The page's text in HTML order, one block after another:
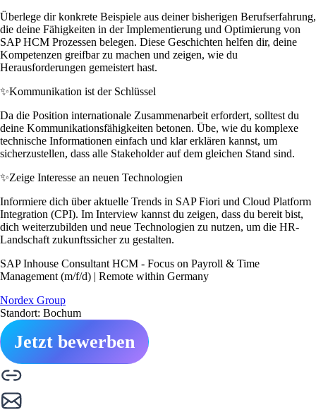
Überlege dir konkrete Beispiele aus deiner bisherigen Berufserfahrung,
die deine Fähigkeiten in der Implementierung und Optimierung von
SAP HCM Prozessen belegen. Diese Geschichten helfen dir, deine
Kompetenzen greifbar zu machen und zeigen, wie du
Herausforderungen gemeistert hast.
✨Kommunikation ist der Schlüssel
Da die Position internationale Zusammenarbeit erfordert, solltest du
deine Kommunikationsfähigkeiten betonen. Übe, wie du komplexe
technische Informationen einfach und klar erklären kannst, um
sicherzustellen, dass alle Stakeholder auf dem gleichen Stand sind.
✨Zeige Interesse an neuen Technologien
Informiere dich über aktuelle Trends in SAP Fiori und Cloud Platform
Integration (CPI). Im Interview kannst du zeigen, dass du bereit bist,
dich weiterzubilden und neue Technologien zu nutzen, um die HR-
Landschaft zukunftssicher zu gestalten.
SAP Inhouse Consultant HCM - Focus on Payroll & Time
Management (m/f/d) | Remote within Germany
Nordex Group
Standort: Bochum
Jetzt bewerben